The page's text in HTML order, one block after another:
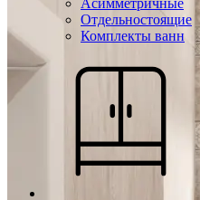
Асимметричные
Отдельностоящие
Комплекты ванн